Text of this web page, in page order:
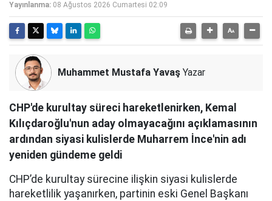
Yayınlanma: 08 Ağustos 2026 Cumartesi 02:09
Muhammet Mustafa Yavaş Yazar
CHP'de kurultay süreci hareketlenirken, Kemal
Kılıçdaroğlu'nun aday olmayacağını açıklamasının
ardından siyasi kulislerde Muharrem İnce'nin adı
yeniden gündeme geldi
CHP’de kurultay sürecine ilişkin siyasi kulislerde
hareketlilik yaşanırken, partinin eski Genel Başkanı